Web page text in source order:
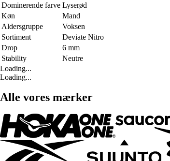
Dominerende farve Lyserød
Køn
Mand
Aldersgruppe
Voksen
Sortiment
Deviate Nitro
Drop
6 mm
Stability
Neutre
Loading...
Loading...
Alle vores mærker